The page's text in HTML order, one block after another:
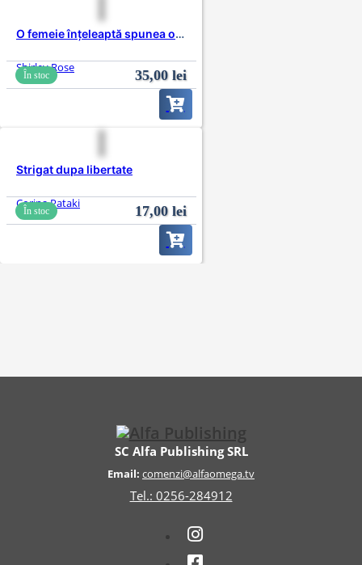
O femeie înțeleaptă spunea odată
Shirley Rose
În stoc 35,00 lei
Strigat dupa libertate
Corina Pataki
În stoc 17,00 lei
SC Alfa Publishing SRL
Email: comenzi@alfaomega.tv
Tel.: 0256-284912